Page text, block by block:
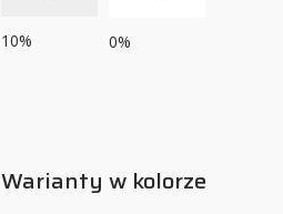
10% 0%
Warianty w kolorze